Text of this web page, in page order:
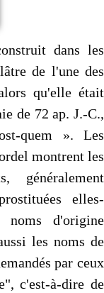
dans les
de l'une des
qu'elle était
de 72 ap. J.-C.,
quem ». Les
montrent les
généralement
elles-
noms d'origine
les noms de
par ceux
c'est-à-dire de